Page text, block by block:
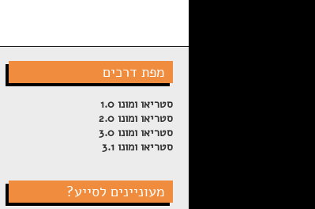
מפת דרכים
סטריאו ומונו 1.0
סטריאו ומונו 2.0
סטריאו ומונו 3.0
סטריאו ומונו 3.1
מעוניינים לסייע?